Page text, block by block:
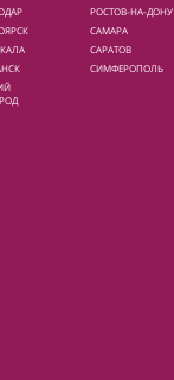
РОСТОВ-НА-ДОНУ
САМАРА
САРАТОВ
СИМФЕРОПОЛЬ